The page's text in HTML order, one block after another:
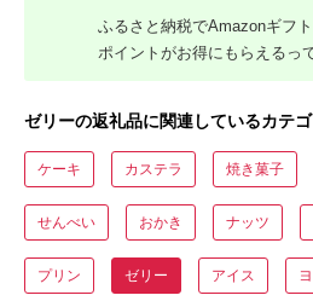
ふるさと納税でAmazonギフ
ポイントがお得にもらえるっ
ゼリーの返礼品に関連しているカテゴ
ケーキ カステラ 焼き菓子
せんべい おかき ナッツ
プリン ゼリー アイス